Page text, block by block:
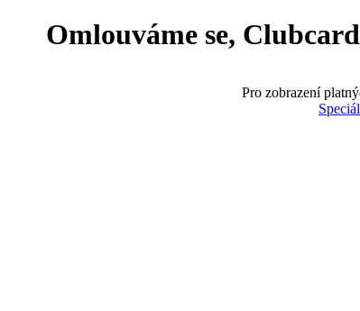
Omlouváme se,
Pro zobrazení